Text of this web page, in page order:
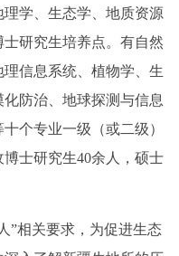
学、生态学、地质资源
研究生培养点。有自然
信息系统、植物学、生
防治、地球探测与信息
个专业一级（或二级）
士研究生40余人，硕士
相关要求，为促进生态